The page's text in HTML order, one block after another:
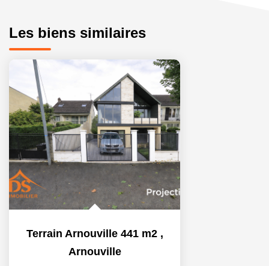
Les biens similaires
Terrain Arnouville 441 m2 ,
Arnouville